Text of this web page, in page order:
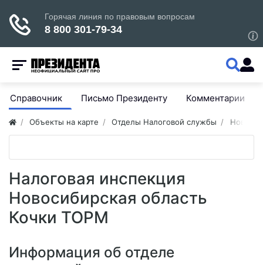
Справочник Письмо Президенту Комментарии
Объекты на карте Отделы Налоговой службы
Налоговая инспекция
Новосибирская область
Кочки ТОРМ
Информация об отделе